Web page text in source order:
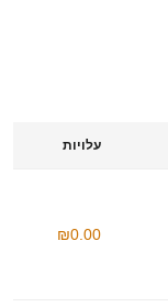
עלויות
₪0.00